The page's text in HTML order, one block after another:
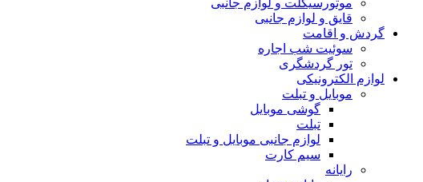
موتورسیکلت و لوازم جانبی
قایق و لوازم جانبی
گردش و اقامت
سوئیت شب اجاره
تور گردشگری
لوازم الکترونیکی
موبایل و تبلت
گوشی موبایل
تبلت
لوازم جانبی موبایل و تبلت
سیم کارت
رایانه